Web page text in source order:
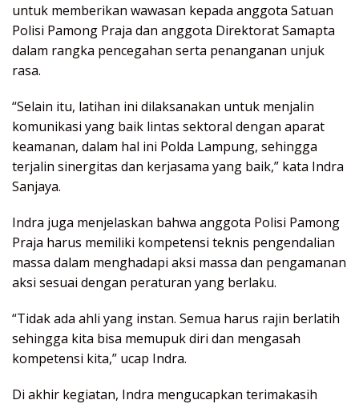
untuk memberikan wawasan kepada anggota Satuan
Polisi Pamong Praja dan anggota Direktorat Samapta
dalam rangka pencegahan serta penanganan unjuk
rasa.
“Selain itu, latihan ini dilaksanakan untuk menjalin
komunikasi yang baik lintas sektoral dengan aparat
keamanan, dalam hal ini Polda Lampung, sehingga
terjalin sinergitas dan kerjasama yang baik,” kata Indra
Sanjaya.
Indra juga menjelaskan bahwa anggota Polisi Pamong
Praja harus memiliki kompetensi teknis pengendalian
massa dalam menghadapi aksi massa dan pengamanan
aksi sesuai dengan peraturan yang berlaku.
“Tidak ada ahli yang instan. Semua harus rajin berlatih
sehingga kita bisa memupuk diri dan mengasah
kompetensi kita,” ucap Indra.
Di akhir kegiatan, Indra mengucapkan terimakasih